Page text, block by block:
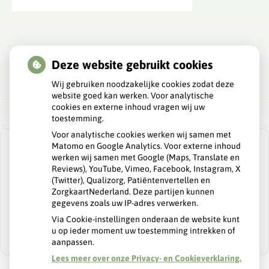
U heeft geen toestemming gegeven voor
externe inhouddie nodig is om dit te
zien.
Cookie-instellingen wijzigen
Deze website gebruikt cookies
Wij gebruiken noodzakelijke cookies zodat deze
website goed kan werken. Voor analytische
cookies en externe inhoud vragen wij uw
toestemming.
Voor analytische cookies werken wij samen met
Matomo en Google Analytics. Voor externe inhoud
werken wij samen met Google (Maps, Translate en
Reviews), YouTube, Vimeo, Facebook, Instagram, X
(Twitter), Qualizorg, Patiëntenvertellen en
ZorgkaartNederland. Deze partijen kunnen
gegevens zoals uw IP-adres verwerken.
Via Cookie-instellingen onderaan de website kunt
u op ieder moment uw toestemming intrekken of
aanpassen.
Lees meer over onze Privacy- en Cookieverklaring.